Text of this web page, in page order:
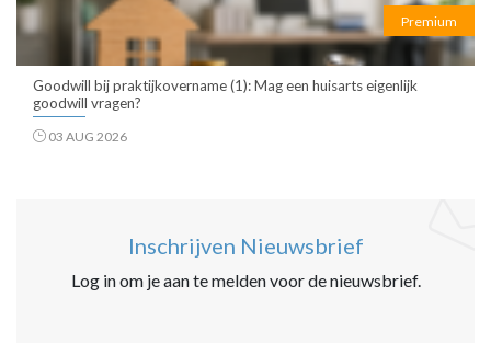
Premium
Goodwill bij praktijkovername (1): Mag een huisarts eigenlijk
goodwill vragen?
03 AUG 2026
Inschrijven Nieuwsbrief
Log in om je aan te melden voor de nieuwsbrief.